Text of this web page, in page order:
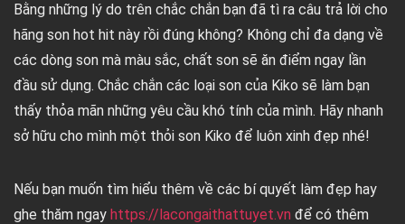
Bằng những lý do trên chắc chắn bạn đã tì ra câu trả lời cho
hãng son hot hit này rồi đúng không? Không chỉ đa dạng về
các dòng son mà màu sắc, chất son sẽ ăn điểm ngay lần
đầu sử dụng. Chắc chắn các loại son của Kiko sẽ làm bạn
thấy thỏa mãn những yêu cầu khó tính của mình. Hãy nhanh
sở hữu cho mình một thỏi son Kiko để luôn xinh đẹp nhé!
Nếu bạn muốn tìm hiểu thêm về các bí quyết làm đẹp hay
ghe thăm ngay https://lacongaithattuyet.vn để có thêm